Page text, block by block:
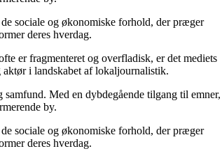
sociale og økonomiske forhold, der præger
deres hverdag.
er fragmenteret og overfladisk, er det mediets
i landskabet af lokaljournalistik.
Med en dybdegående tilgang til emner,
by.
sociale og økonomiske forhold, der præger
deres hverdag.